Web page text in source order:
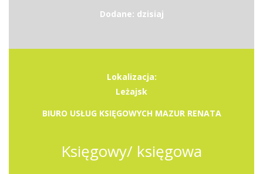
Dodane: dzisiaj
Lokalizacja:
Leżajsk
BIURO USŁUG KSIĘGOWYCH MAZUR RENATA
Księgowy/ księgowa